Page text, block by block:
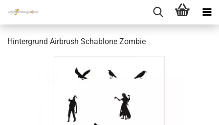
Hintergrund Airbrush Schablone Zombie